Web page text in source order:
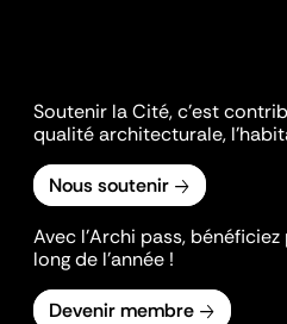
Soutenir la Cité, c'est
qualité architecturale,
Nous soutenir
Avec l’Archi pass,
long de l’année !
Devenir membre